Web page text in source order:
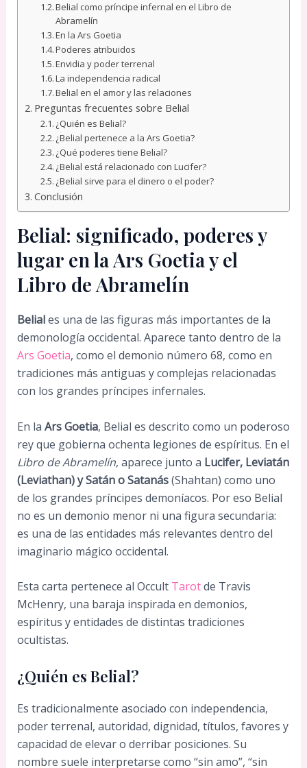
Belial como príncipe infernal en el Libro de
Abramelín
En la Ars Goetia
Poderes atribuidos
Envidia y poder terrenal
La independencia radical
Belial en el amor y las relaciones
Preguntas frecuentes sobre Belial
¿Quién es Belial?
¿Belial pertenece a la Ars Goetia?
¿Qué poderes tiene Belial?
¿Belial está relacionado con Lucifer?
¿Belial sirve para el dinero o el poder?
Conclusión
Belial: significado, poderes y
lugar en la Ars Goetia y el
Libro de Abramelín
Beliales una de las figuras más importantes de la
demonología occidental. Aparece tanto dentro de la
Ars Goetia, como el demonio número 68, como en
tradiciones más antiguas y complejas relacionadas
con los grandes príncipes infernales.
En la Ars Goetia, Belial es descrito como un poderoso
rey que gobierna ochenta legiones de espíritus. En el
Libro de Abramelín, aparece junto a Lucifer, Leviatán
(Leviathan) y Satán o Satanás(Shahtan) como uno
de los grandes príncipes demoníacos. Por eso Belial
no es un demonio menor ni una figura secundaria:
es una de las entidades más relevantes dentro del
imaginario mágico occidental.
Esta carta pertenece al Occult Tarotde Travis
McHenry, una baraja inspirada en demonios,
espíritus y entidades de distintas tradiciones
ocultistas.
¿Quién es Belial?
Es tradicionalmente asociado con independencia,
poder terrenal, autoridad, dignidad, títulos, favores y
capacidad de elevar o derribar posiciones. Su
nombre suele interpretarse como “sin amo”, “sin